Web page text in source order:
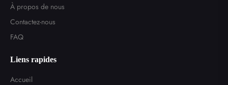
À propos de nous
Contactez-nous
FAQ
Liens rapides
Accueil